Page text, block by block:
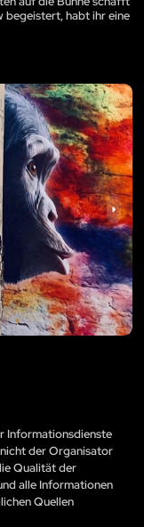
begeistert, habt ihr eine
Informationsdienste
der Organisator
Qualität der
alle Informationen
Quellen